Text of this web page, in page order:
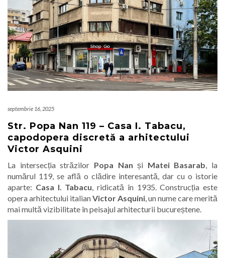
septembrie 16, 2025
Str. Popa Nan 119 – Casa I. Tabacu,
capodopera discretă a arhitectului
Victor Asquini
La intersecția străzilor Popa Nan și Matei Basarab, la
numărul 119, se află o clădire interesantă, dar cu o istorie
aparte: Casa I. Tabacu, ridicată în 1935. Construcția este
opera arhitectului italianVictor Asquini, un nume care merită
mai multă vizibilitate în peisajul arhitecturii bucureștene.